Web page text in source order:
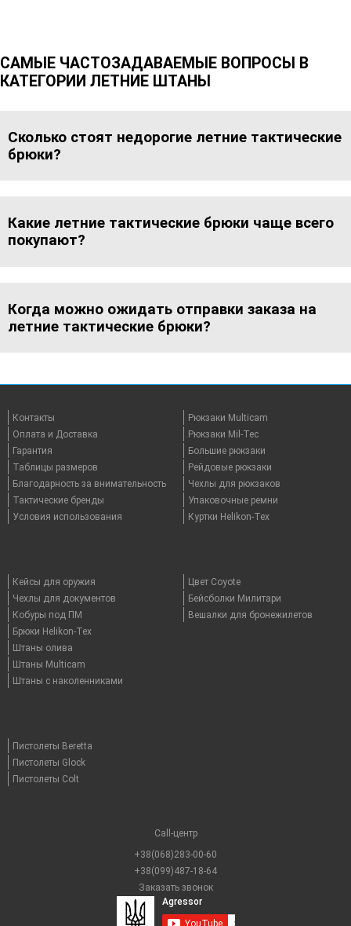
САМЫЕ ЧАСТОЗАДАВАЕМЫЕ ВОПРОСЫ В
КАТЕГОРИИ ЛЕТНИЕ ШТАНЫ
Сколько стоят недорогие летние тактические
брюки?
Какие летние тактические брюки чаще всего
покупают?
Когда можно ожидать отправки заказа на
летние тактические брюки?
Контакты
Оплата и Доставка
Гарантия
Таблицы размеров
Благодарность за внимательность
Тактические бренды
Условия использования
Рюкзаки Multicam
Рюкзаки Mil-Tec
Большие рюкзаки
Рейдовые рюкзаки
Чехлы для рюкзаков
Упаковочные ремни
Куртки Helikon-Tex
Кейсы для оружия
Чехлы для документов
Кобуры под ПМ
Брюки Helikon-Tex
Штаны олива
Штаны Multicam
Штаны с наколенниками
Цвет Coyote
Бейсболки Милитари
Вешалки для бронежилетов
Пистолеты Beretta
Пистолеты Glock
Пистолеты Colt
Call-центр
+38(068)283-00-60
+38(099)487-18-64
Заказать звонок